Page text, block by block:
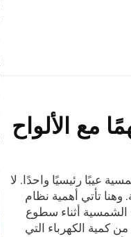
مع الألواح
عيبًا رئيسيًا واحدًا. لا
وهنا تأتي أهمية نظام
الشمسية أثناء سطوع
كمية الكهرباء التي